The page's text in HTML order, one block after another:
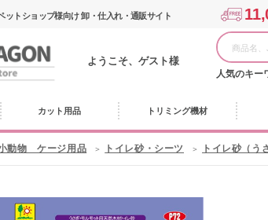
ットショップ様向け 卸・仕入れ・通販サイト
ようこそ、ゲスト様
人気のキー
カット用品 トリミング機材
動物 ケージ用品 トイレ砂・シーツ トイレ砂（う